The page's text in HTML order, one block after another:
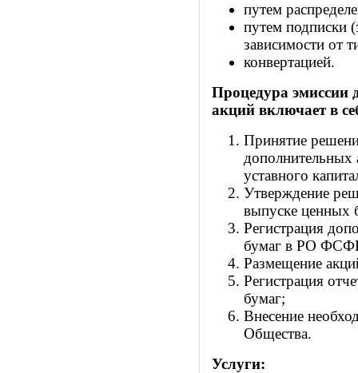
путем
путем подписки
зависимости от
конвертацией.
Процедура эмиссии
акций включает в
Принятие
дополнительных
уставного
Утверждение
выпуске ценных
Регистрация
бумаг в РО
Размещение
Регистрация
бумаг;
Внесение
Общества.
Услуги: